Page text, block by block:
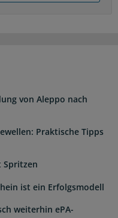
von Aleppo nach
Praktische Tipps
Spritzen
ist ein Erfolgsmodell
weiterhin ePA-